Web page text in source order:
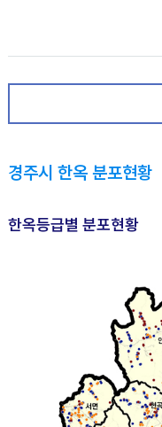
경주시 한옥 분포현황
한옥등급별 분포현황